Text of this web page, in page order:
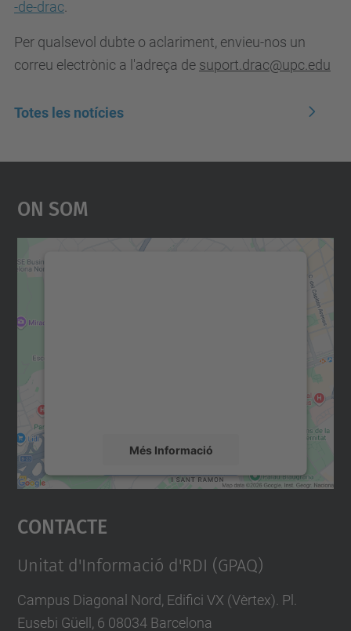
-de-drac
Per qualsevol dubte o aclariment, envieu-nos un
correu electrònic a l'adreça de suport.drac@upc.edu
Totes les notícies
On Som
Més Informació
Accepta
powered by
Contacte
Unitat d'Informació d'RDI (GPAQ)
Campus Diagonal Nord, Edifici VX (Vèrtex). Pl.
Eusebi Güell, 6 08034 Barcelona